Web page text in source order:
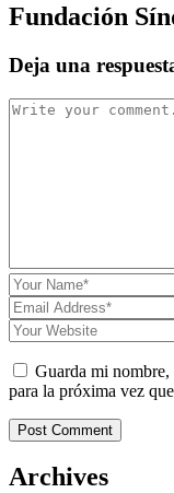
Fundación
Deja una
Guarda mi
para la próxima vez
Post Comment
Archives